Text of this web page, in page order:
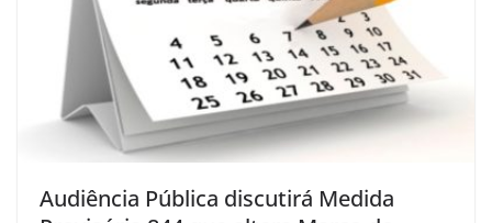
Audiência Pública discutirá Medida